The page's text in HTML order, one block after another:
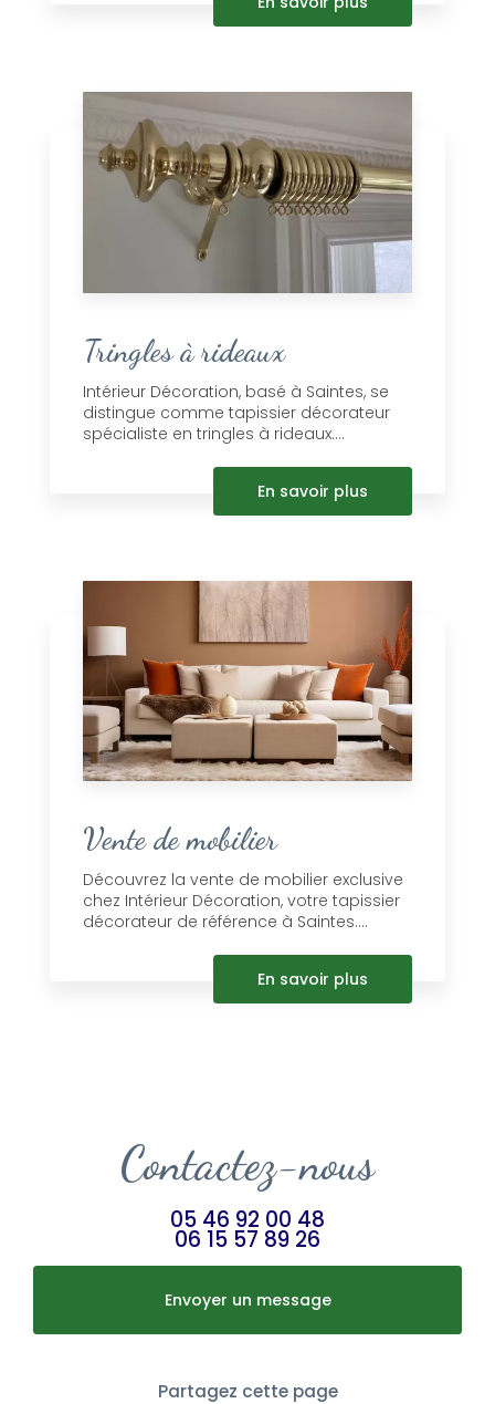
Tringles à rideaux
Intérieur Décoration, basé à Saintes, se
distingue comme tapissier décorateur
spécialiste en tringles à rideaux....
En savoir plus
Vente de mobilier
Découvrez la vente de mobilier exclusive
chez Intérieur Décoration, votre tapissier
décorateur de référence à Saintes....
En savoir plus
Contactez-nous
05 46 92 00 48
06 15 57 89 26
Envoyer un message
Partagez cette page